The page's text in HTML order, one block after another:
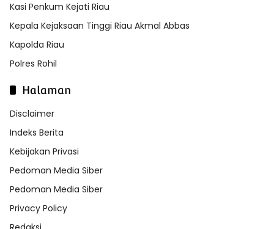
Kasi Penkum Kejati Riau
Kepala Kejaksaan Tinggi Riau Akmal Abbas
Kapolda Riau
Polres Rohil
Halaman
Disclaimer
Indeks Berita
Kebijakan Privasi
Pedoman Media Siber
Pedoman Media Siber
Privacy Policy